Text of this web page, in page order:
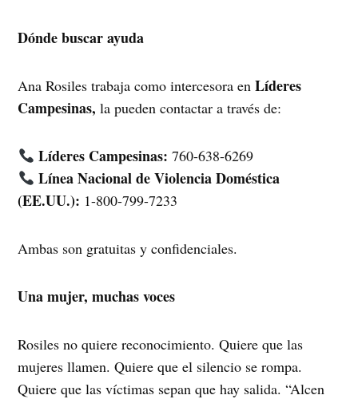
Dónde buscar ayuda
Ana Rosiles trabaja como intercesora enLíderes
Campesinas,la pueden contactar a través de:
Líderes Campesinas: 760-638-6269
Línea Nacional de Violencia Doméstica
(EE.UU.): 1-800-799-7233
Ambas son gratuitas y confidenciales.
Una mujer, muchas voces
Rosiles no quiere reconocimiento. Quiere que las
mujeres llamen. Quiere que el silencio se rompa.
Quiere que las víctimas sepan que hay salida. “Alcen